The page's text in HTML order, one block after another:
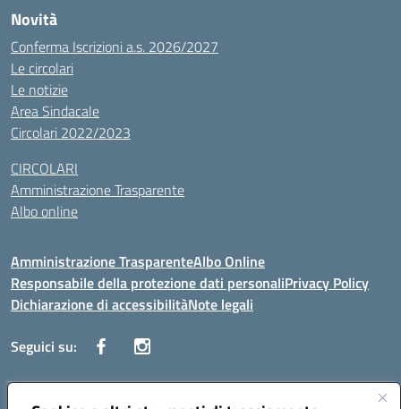
Novità
Conferma Iscrizioni a.s. 2026/2027
Le circolari
Le notizie
Area Sindacale
Circolari 2022/2023
CIRCOLARI
Amministrazione Trasparente
Albo online
Amministrazione TrasparenteAlbo Online
Responsabile della protezione dati personaliPrivacy Policy
Dichiarazione di accessibilitàNote legali
Seguici su: